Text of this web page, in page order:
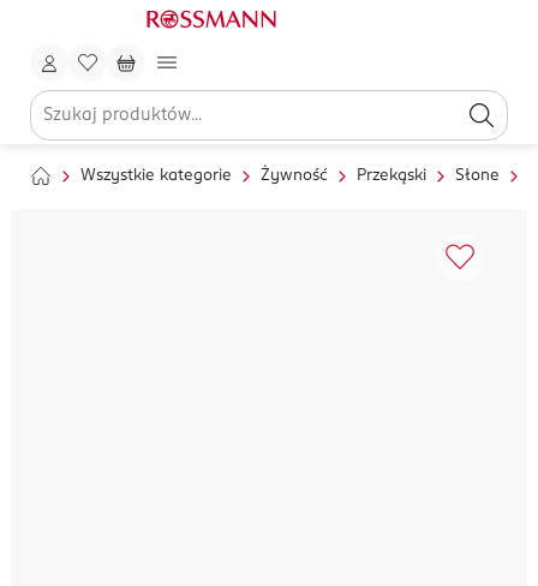
Wszystkie kategorie Żywność Przekąski Słone